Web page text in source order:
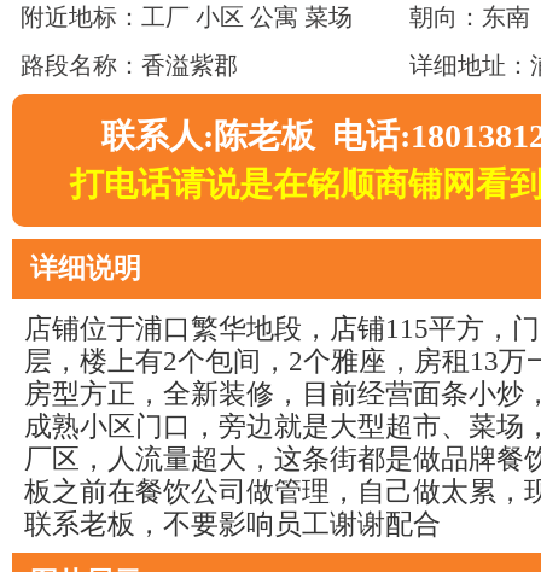
附近地标：工厂 小区 公寓 菜场
朝向：东南
路段名称：香溢紫郡
详细地址：
联系人:陈老板 电话
打电话请说是在铭顺商铺网看
详细说明
店铺位于浦口繁华地段，店铺115平方，
层，楼上有2个包间，2个雅座，房租13万
房型方正，全新装修，目前经营面条小炒
成熟小区门口，旁边就是大型超市、菜场
厂区，人流量超大，这条街都是做品牌餐
板之前在餐饮公司做管理，自己做太累，
联系老板，不要影响员工谢谢配合